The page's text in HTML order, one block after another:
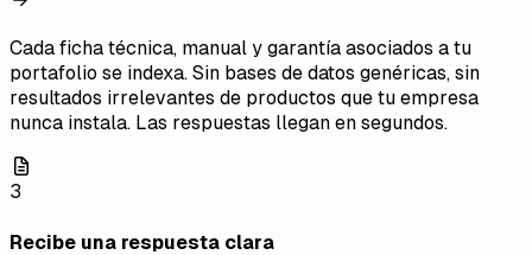
Cada ficha técnica, manual y garantía asociados a tu
portafolio se indexa. Sin bases de datos genéricas, sin
resultados irrelevantes de productos que tu empresa
nunca instala. Las respuestas llegan en segundos.
3
Recibe una respuesta clara